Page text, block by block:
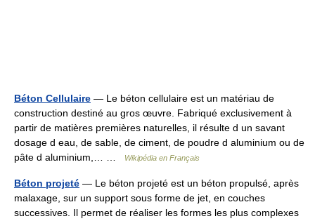
Béton Cellulaire — Le béton cellulaire est un matériau de
construction destiné au gros œuvre. Fabriqué exclusivement à
partir de matières premières naturelles, il résulte d un savant
dosage d eau, de sable, de ciment, de poudre d aluminium ou de
pâte d aluminium,… …
Wikipédia en Français
Béton projeté — Le béton projeté est un béton propulsé, après
malaxage, sur un support sous forme de jet, en couches
successives. Il permet de réaliser les formes les plus complexes